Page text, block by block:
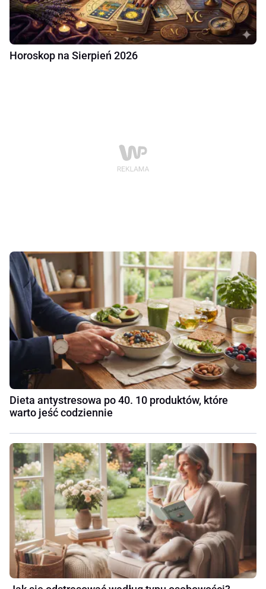
Horoskop na Sierpień 2026
Dieta antystresowa po 40. 10 produktów, które
warto jeść codziennie